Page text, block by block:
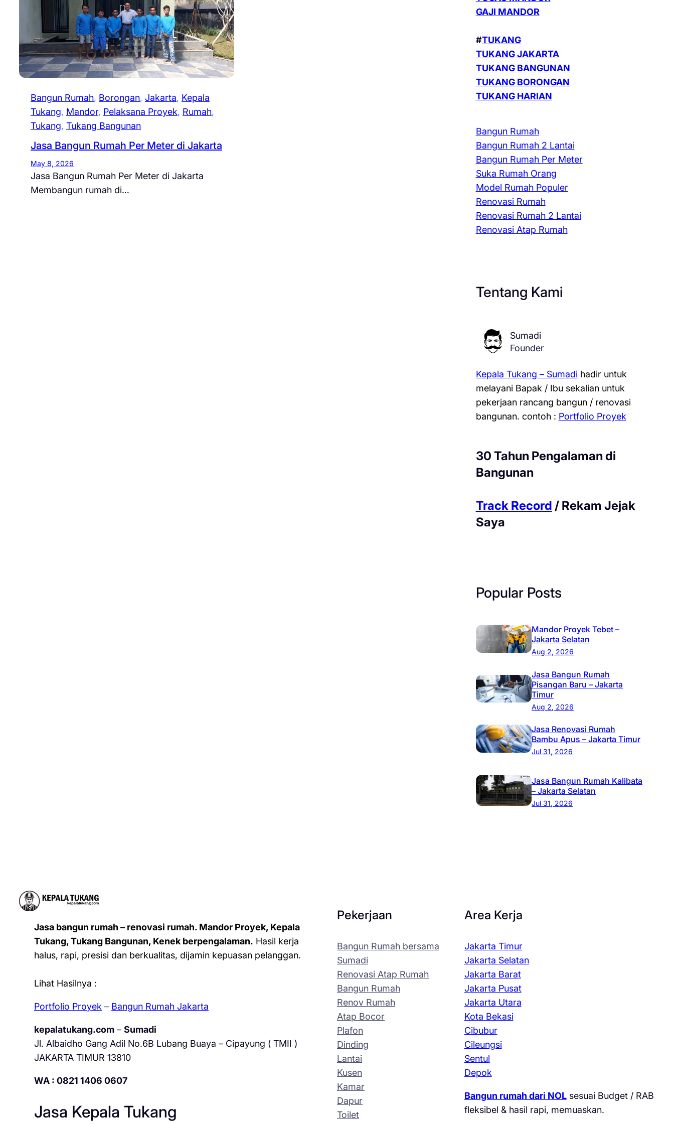
Bangun Rumah, Borongan, Jakarta, Kepala
Tukang, Mandor, Pelaksana Proyek, Rumah
Tukang, Tukang Bangunan
Jasa Bangun Rumah Per Meter di Jakarta
May 8, 2026
Jasa Bangun Rumah Per Meter di Jakarta
Membangun rumah di…
GAJI MANDOR
#TUKANG
TUKANG JAKARTA
TUKANG BANGUNAN
TUKANG BORONGAN
TUKANG HARIAN
Bangun Rumah
Bangun Rumah 2 Lantai
Bangun Rumah Per Meter
Suka Rumah Orang
Model Rumah Populer
Renovasi Rumah
Renovasi Rumah 2 Lantai
Renovasi Atap Rumah
Tentang Kami
Sumadi
Founder
Kepala Tukang – Sumadihadir untuk
melayani Bapak / Ibu sekalian untuk
pekerjaan rancang bangun / renovasi
bangunan. contoh : Portfolio Proyek
30 Tahun Pengalaman di
Bangunan
Track Record / Rekam Jejak
Saya
Popular Posts
Mandor Proyek Tebet –
Jakarta Selatan
Aug 2, 2026
Jasa Bangun Rumah
Pisangan Baru – Jakarta
Timur
Aug 2, 2026
Jasa Renovasi Rumah
Bambu Apus – Jakarta Timur
Jul 31, 2026
Jasa Bangun Rumah Kalibata
– Jakarta Selatan
Jul 31, 2026
Jasa bangun rumah – renovasi rumah. Mandor Proyek, Kepala
Tukang, Tukang Bangunan, Kenek berpengalaman. Hasil kerja
halus, rapi, presisi dan berkualitas, dijamin kepuasan pelanggan.
Lihat Hasilnya :
Portfolio Proyek– Bangun Rumah Jakarta
kepalatukang.com– Sumadi
Jl. Albaidho Gang Adil No.6B Lubang Buaya – Cipayung ( TMII )
JAKARTA TIMUR 13810
WA : 0821 1406 0607
Jasa Kepala Tukang
Pekerjaan
Bangun Rumah bersama
Sumadi
Renovasi Atap Rumah
Bangun Rumah
Renov Rumah
Atap Bocor
Plafon
Dinding
Lantai
Kusen
Kamar
Dapur
Toilet
Area Kerja
Jakarta Timur
Jakarta Selatan
Jakarta Barat
Jakarta Pusat
Jakarta Utara
Kota Bekasi
Cibubur
Cileungsi
Sentul
Depok
Bangun rumah dari NOLsesuai Budget / RAB
fleksibel & hasil rapi, memuaskan.